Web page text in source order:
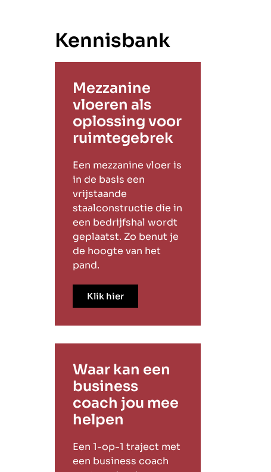
Kennisbank
Mezzanine
vloeren als
oplossing voor
ruimtegebrek
Een mezzanine vloer is
in de basis een
vrijstaande
staalconstructie die in
een bedrijfshal wordt
geplaatst. Zo benut je
de hoogte van het
pand.
Klik hier
Waar kan een
business
coach jou mee
helpen
Een 1-op-1 traject met
een business coach